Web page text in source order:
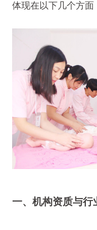
体现在以下几个方面
一、机构资质与行